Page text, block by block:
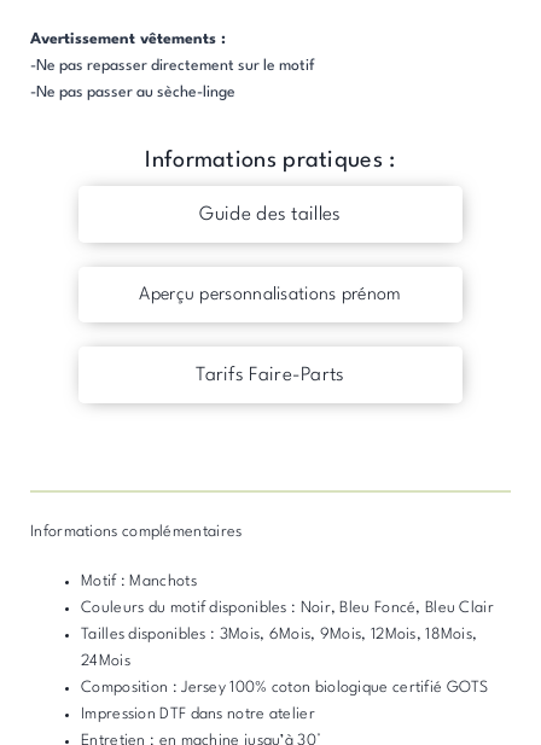
Avertissement vêtements :
-Ne pas repasser directement sur le motif
-Ne pas passer au sèche-linge
Informations pratiques :
Guide des tailles
Aperçu personnalisations prénom
Tarifs Faire-Parts
Informations complémentaires
Motif : Manchots
Couleurs du motif disponibles : Noir, Bleu Foncé, Bleu Clair
Tailles disponibles : 3Mois, 6Mois, 9Mois, 12Mois, 18Mois,
24Mois
Composition : Jersey 100% coton biologique certifié GOTS
Impression DTF dans notre atelier
Entretien : en machine jusqu’à 30°